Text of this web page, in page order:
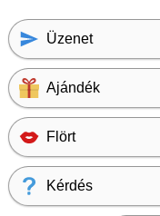
Üzenet
Ajándék
Flört
Kérdés